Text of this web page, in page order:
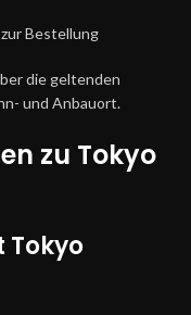
Bestellung
die geltenden
und Anbauort.
zu Tokyo
Tokyo